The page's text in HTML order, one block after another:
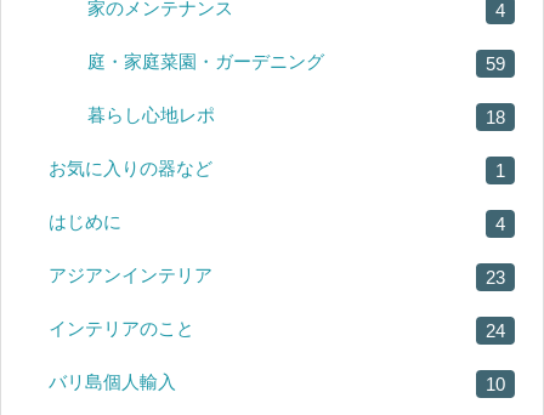
家のメンテナンス 4
庭・家庭菜園・ガーデニング 59
暮らし心地レポ 18
お気に入りの器など 1
はじめに 4
アジアンインテリア 23
インテリアのこと 24
バリ島個人輸入 10